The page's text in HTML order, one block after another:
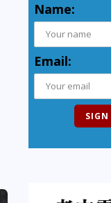
Name:
Email: